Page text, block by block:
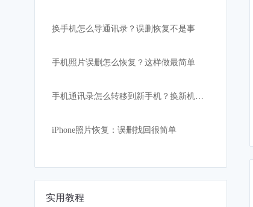
换手机怎么导通讯录？误删恢复不是事
手机照片误删怎么恢复？这样做最简单
手机通讯录怎么转移到新手机？换新机必看教程
iPhone照片恢复：误删找回很简单
实用教程